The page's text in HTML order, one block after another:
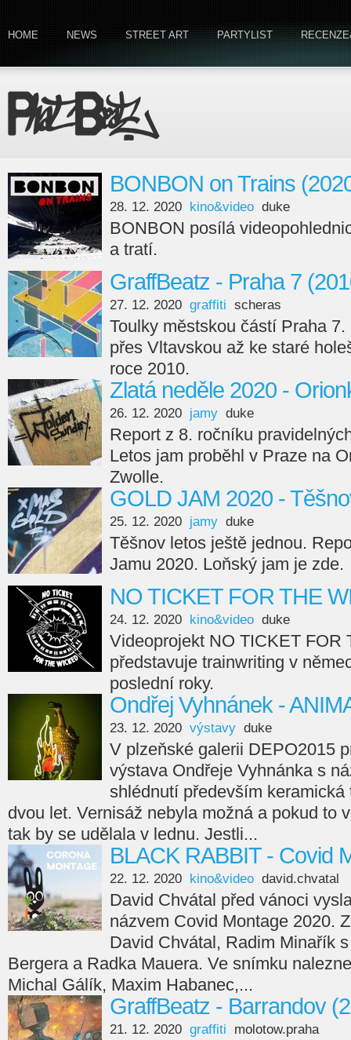
HOME NEWS STREET ART PARTYLIST
BONBON on Trains
28. 12. 2020 kino&video duke
BONBON posílá
a tratí.
GraffBeatz - Praha 7
27. 12. 2020 graffiti scheras
Toulky městskou částí Praha
přes Vltavskou až ke staré
roce 2010.
Zlatá neděle 2020 -
26. 12. 2020 jamy duke
Report z 8. ročníku
Letos jam proběhl v Praze na
Zwolle.
GOLD JAM 2020 -
25. 12. 2020 jamy duke
Těšnov letos ještě jednou.
Jamu 2020. Loňský jam je zde.
NO TICKET FOR THE
24. 12. 2020 kino&video duke
Videoprojekt NO TICKET FOR
představuje trainwriting v
poslední roky.
Ondřej Vyhnánek -
23. 12. 2020 výstavy duke
V plzeňské galerii DEPO2015
výstava Ondřeje Vyhnánka s
shlédnutí především
dvou let. Vernisáž nebyla možná a pokud to
tak by se udělala v lednu. Jestli...
BLACK RABBIT - Covid
22. 12. 2020 kino&video david.chvatal
David Chvátal před vánoci
názvem Covid Montage 2020.
David Chvátal, Radim Minařík
Bergera a Radka Mauera. Ve snímku
Michal Gálík, Maxim Habanec,...
GraffBeatz - Barrandov
21. 12. 2020 graffiti molotow.praha